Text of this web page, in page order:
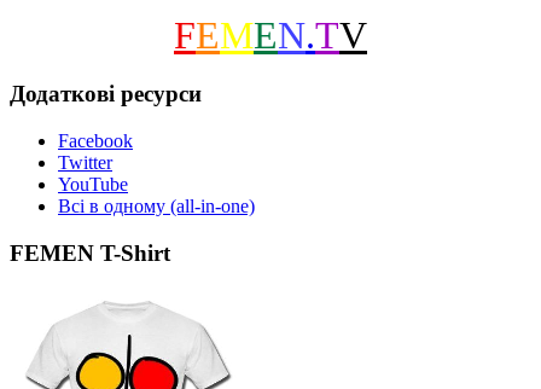
FEMEN.TV
Додаткові ресурси
Facebook
Twitter
YouTube
Всі в одному (all-in-one)
FEMEN T-Shirt